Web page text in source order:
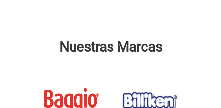
Nuestras Marcas